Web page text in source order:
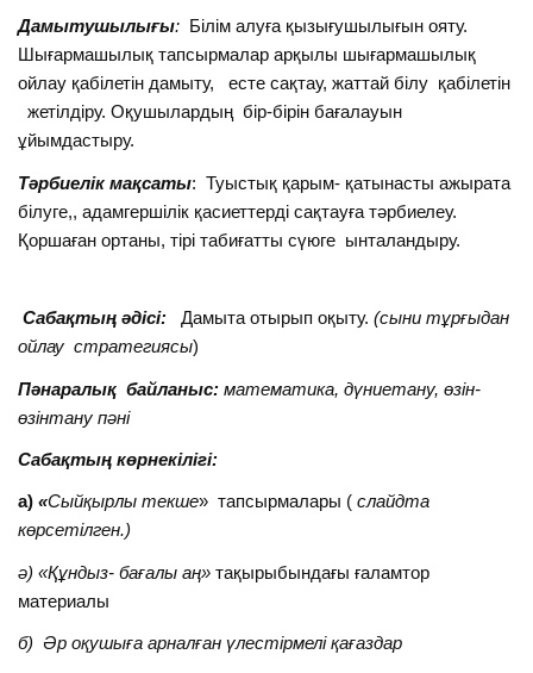
Дамытушылығы: Білім алуға қызығушылығын ояту.
Шығармашылық тапсырмалар арқылы шығармашылық
ойлау қабілетін дамыту, есте сақтау, жаттай білу қабілетін
жетілдіру. Оқушылардың бір-бірін бағалауын
ұйымдастыру.
Тәрбиелік мақсаты: Туыстық қарым- қатынасты ажырата
білуге,, адамгершілік қасиеттерді сақтауға тәрбиелеу.
Қоршаған ортаны, тірі табиғатты сүюге ынталандыру.
Сабақтың әдісі: Дамыта отырып оқыту.(сыни тұрғыдан
ойлау стратегиясы)
Пәнаралық байланыс:математика, дүниетану, өзін-
өзінтану пәні
Сабақтың көрнекілігі:
а)«Сыйқырлы текше» тапсырмалары (слайдта
көрсетілген.)
ә) «Құндыз- бағалы аң»тақырыбындағы ғаламтор
материалы
б) Әр оқушыға арналған үлестірмелі қағаздар